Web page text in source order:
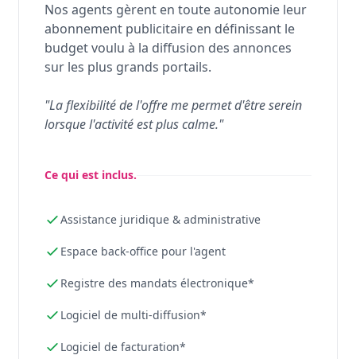
Nos agents gèrent en toute autonomie leur
abonnement publicitaire en définissant le
budget voulu à la diffusion des annonces
sur les plus grands portails.
"La flexibilité de l'offre me permet d'être serein
lorsque l'activité est plus calme."
Ce qui est inclus.
Assistance juridique & administrative
Espace back-office pour l'agent
Registre des mandats électronique*
Logiciel de multi-diffusion*
Logiciel de facturation*